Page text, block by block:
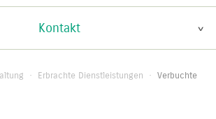
Kontakt
· Erbrachte Dienstleistungen · Verbuchte